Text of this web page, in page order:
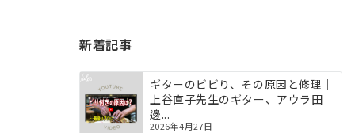
新着記事
ギターのビビり、その原因と修理｜
上谷直子先生のギター、アウラ田
邊...
2026年4月27日